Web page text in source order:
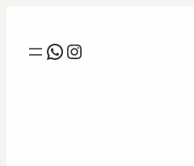
Whatsapp
Instagram